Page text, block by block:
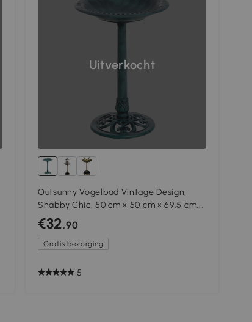
Uitverkocht
Outsunny Vogelbad Vintage Design,
Shabby Chic, 50 cm × 50 cm × 69,5 cm,
Groen
€32,90
Gratis bezorging
5